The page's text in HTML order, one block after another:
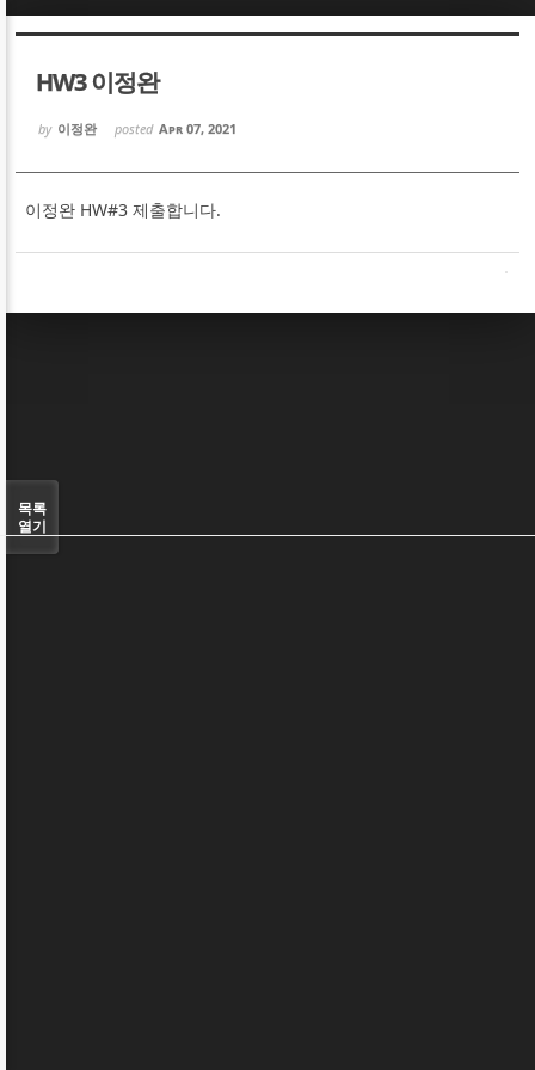
HW3 이정완
by 이정완 posted Apr 07, 2021
이정완 HW#3 제출합니다.
목록
열기
Sketchbook5, 스케치북5
Sketchbook5, 스케치북5
Sketchbook5, 스케치북5
Sketchbook5, 스케치북5